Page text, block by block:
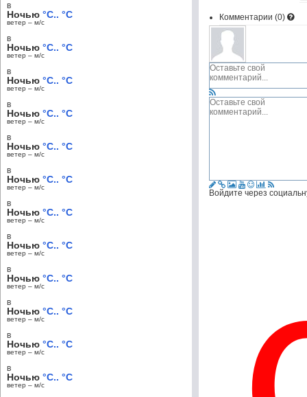
Комментарии (0)
Войдите через
в
Ночью °C.. °C
ветер – м/c
в
Ночью °C.. °C
ветер – м/c
в
Ночью °C.. °C
ветер – м/c
в
Ночью °C.. °C
ветер – м/c
в
Ночью °C.. °C
ветер – м/c
в
Ночью °C.. °C
ветер – м/c
в
Ночью °C.. °C
ветер – м/c
в
Ночью °C.. °C
ветер – м/c
в
Ночью °C.. °C
ветер – м/c
в
Ночью °C.. °C
ветер – м/c
в
Ночью °C.. °C
ветер – м/c
в
Ночью °C.. °C
ветер – м/c